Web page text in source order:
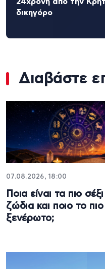
δικηγόρο
Διαβάστε
07.08.2026, 18:00
Ποια είναι τα πιο σέξι
ζώδια και ποιο το πιο
ξενέρωτο;